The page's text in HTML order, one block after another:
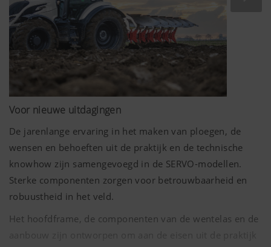
gemakkelijk worden gewijzigd met het
bedieningsapparaat van de tractor.
Voor nieuwe uitdagingen
De jarenlange ervaring in het maken van ploegen, de
wensen en behoeften uit de praktijk en de technische
knowhow zijn samengevoegd in de SERVO-modellen.
Sterke componenten zorgen voor betrouwbaarheid en
robuustheid in het veld.
Het hoofdframe, de componenten van de wentelas en de